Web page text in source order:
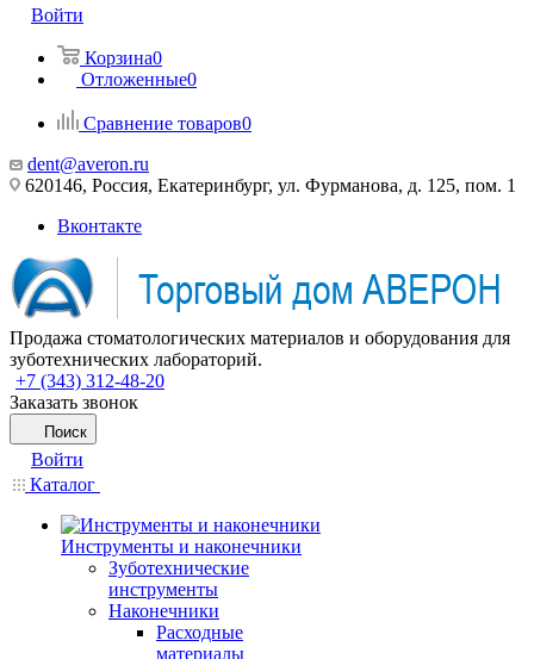
Войти
Корзина0
Отложенные0
Сравнение товаров0
dent@averon.ru
620146, Россия, Екатеринбург, ул. Фурманова, д. 125, пом. 1
Вконтакте
Продажа стоматологических материалов и оборудования для
зуботехнических лабораторий.
+7 (343) 312-48-20
Заказать звонок
Поиск
Войти
Каталог
Инструменты и наконечники
Зуботехнические
инструменты
Наконечники
Расходные
материалы